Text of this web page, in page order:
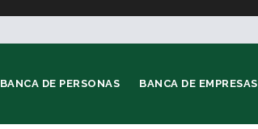
BANCA DE PERSONAS BANCA DE EMPRESAS